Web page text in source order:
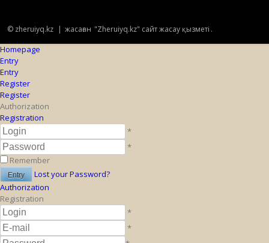
© zheruiyq.kz | жасаған "Zheruiyq.kz" сайт жасау қызметі .
Homepage
Entry
Entry
Register
Register
Authorization
Registration
*
*
Remember
Lost your Password?
Authorization
Registration
*
*